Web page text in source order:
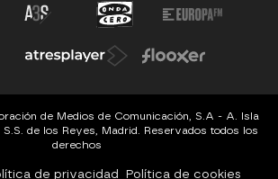
de Medios de Comunicación, S.A - A. Isla
de los Reyes, Madrid. Reservados todos los
derechos
de privacidad Política de cookies